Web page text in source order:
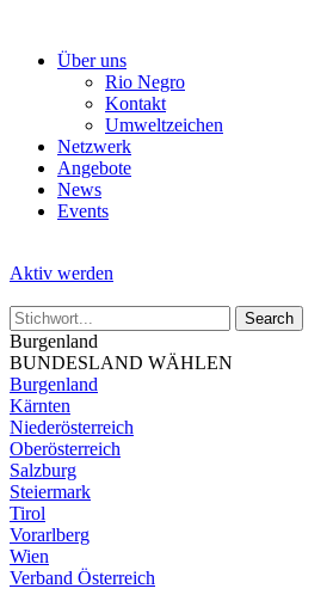
Über uns
Rio Negro
Kontakt
Umweltzeichen
Netzwerk
Angebote
News
Events
Aktiv werden
Burgenland
BUNDESLAND WÄHLEN
Burgenland
Kärnten
Niederösterreich
Oberösterreich
Salzburg
Steiermark
Tirol
Vorarlberg
Wien
Verband Österreich